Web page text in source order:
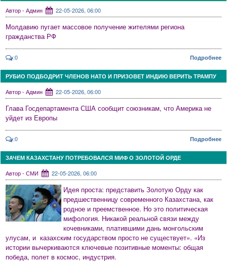
Автор - Админ 22-05-2026, 06:00
Молдавию пугает массовое получение жителями региона
гражданства РФ
:0 Подробнее
РУБИО ПОДБОДРИТ ЧЛЕНОВ НАТО И ПРИЗОВЕТ ИНДИЮ ВЕРИТЬ ТРАМПУ
Автор - Админ 22-05-2026, 06:00
Глава Госдепартамента США сообщит союзникам, что Америка не
уйдет из Европы
:0 Подробнее
ЗАЧЕМ КАЗАХСТАНУ ПОТРЕБОВАЛСЯ МИФ О ЗОЛОТОЙ ОРДЕ
Автор - СМИ 22-05-2026, 06:00
Идея проста: представить Золотую Орду как
предшественницу современного Казахстана, как
родное и преемственное. Но это политическая
мифология. Никакой реальной связи между
кочевниками, платившими дань монгольским
улусам, и казахским государством просто не существует». «Из
истории вычеркиваются ключевые позитивные моменты: общая
победа, полет в космос, индустрия.